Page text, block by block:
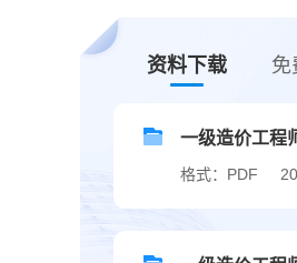
资料下载 免
一级造价工程
格式：PDF